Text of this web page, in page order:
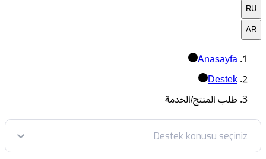
RU
AR
Anasayfa
Destek
طلب المنتج/الخدمة
Destek konusu seçiniz